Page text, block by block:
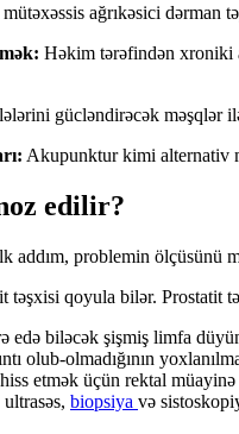
ağrıkəsici
Həkim tərəfindən xroniki
gücləndirəcək məşqlər
Akupunktur kimi alternativ
edilir?
addım, problemin ölçüsünü
qoyula bilər. Prostatit
edə biləcək şişmiş limfa
olub-olmadığının
etmək üçün rektal müayinə
biopsiya və